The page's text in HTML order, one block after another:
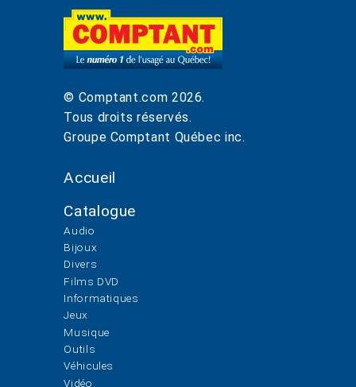
© Comptant.com 2026.
Tous droits réservés.
Groupe Comptant Québec inc.
Accueil
Catalogue
Audio
Bijoux
Divers
Films DVD
Informatiques
Jeux
Musique
Outils
Véhicules
Vidéo